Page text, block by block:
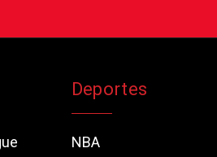
Deportes
NBA